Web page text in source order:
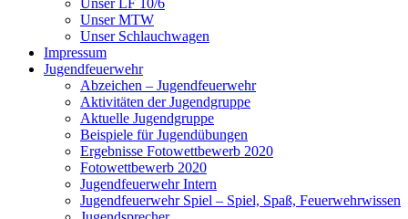
Unser LF 10/6
Unser MTW
Unser Schlauchwagen
Impressum
Jugendfeuerwehr
Abzeichen – Jugendfeuerwehr
Aktivitäten der Jugendgruppe
Aktuelle Jugendgruppe
Beispiele für Jugendübungen
Ergebnisse Fotowettbewerb 2020
Fotowettbewerb 2020
Jugendfeuerwehr Intern
Jugendfeuerwehr Spiel – Spiel, Spaß, Feuerwehrwissen